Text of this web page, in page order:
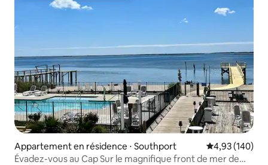
Appartement en résidence ⋅ Southport Évaluation
4,93 (140)
Évadez-vous au Cap Sur le magnifique front de mer de